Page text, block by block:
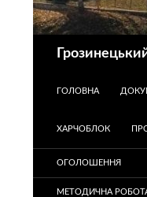
ГОЛОВНА
ХАРЧОБЛОК
ОГОЛОШЕННЯ
МЕТОДИЧНА